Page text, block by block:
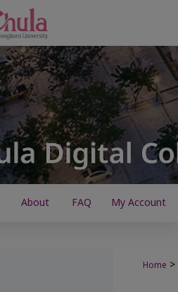
About FAQ My Account
Home >